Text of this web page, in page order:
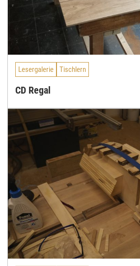
Lesergalerie Tischlern
CD Regal